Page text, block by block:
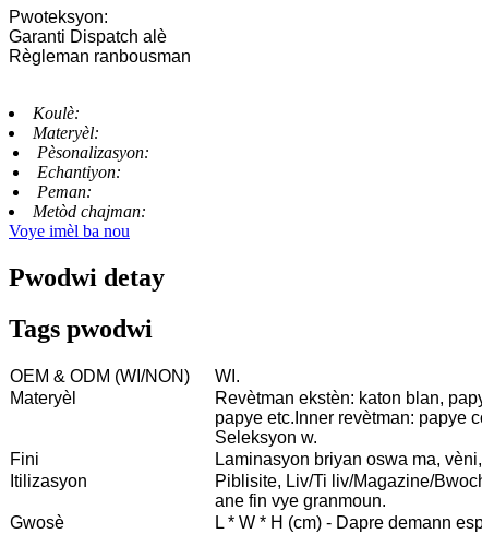
Pwoteksyon:
Garanti Dispatch alè
Règleman ranbousman
Koulè:
Materyèl:
Pèsonalizasyon:
Echantiyon:
Peman:
Metòd chajman:
Voye imèl ba nou
Pwodwi detay
Tags pwodwi
OEM & ODM (WI/NON)
WI.
Materyèl
Revètman ekstèn: katon blan,
papye etc.Inner revètman: papye
Seleksyon w.
Fini
Laminasyon briyan oswa ma,
Itilizasyon
Piblisite, Liv/Ti liv/Magazine/
ane fin vye granmoun.
Gwosè
L * W * H (cm) - Dapre demann